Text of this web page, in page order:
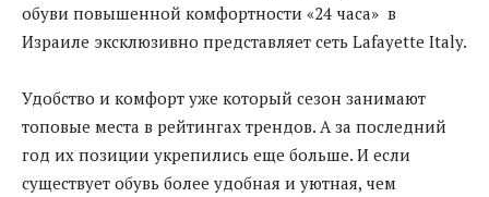
обуви повышенной комфортности «24 часа» в
Израиле эксклюзивно представляет сеть Lafayette Italy.
Удобство и комфорт уже который сезон занимают
топовые места в рейтингах трендов. А за последний
год их позиции укрепились еще больше. И если
существует обувь более удобная и уютная, чем